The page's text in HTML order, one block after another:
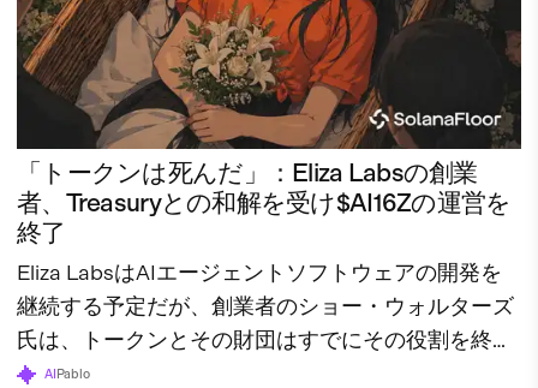
「トークンは死んだ」：Eliza Labsの創業
者、Treasuryとの和解を受け$AI16Zの運営を
終了
Eliza LabsはAIエージェントソフトウェアの開発を
継続する予定だが、創業者のショー・ウォルターズ
氏は、トークンとその財団はすでにその役割を終え
たと述べている。
AI Pablo